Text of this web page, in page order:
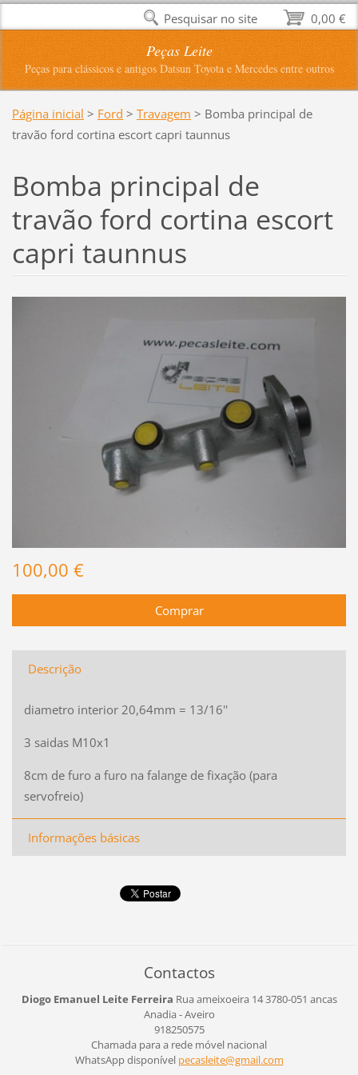
Peças Leite
Peças para clássicos e antigos Datsun Toyota e Mercedes entre outros
Página inicial > Ford > Travagem > Bomba principal de
travão ford cortina escort capri taunnus
Bomba principal de
travão ford cortina escort
capri taunnus
100,00 €
Descrição
diametro interior 20,64mm = 13/16''
3 saidas M10x1
8cm de furo a furo na falange de fixação (para
servofreio)
Informações básicas
Contactos
Diogo Emanuel Leite Ferreira Rua ameixoeira 143780-051 ancas
Anadia - Aveiro
918250575
Chamada para a rede móvel nacional
WhatsApp disponível pecasleite@gmail.com
0,00 €
Pesquisar no site